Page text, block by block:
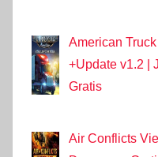
American Truck
+Update v1.2 |
Gratis
Air Conflicts